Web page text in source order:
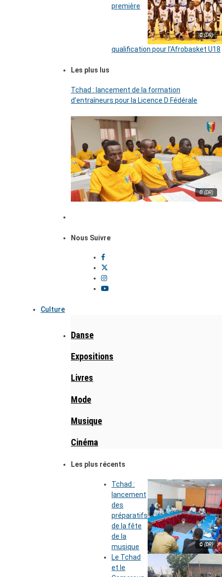
© (DR)
première
qualification pour l’Afrobasket U18
Les plus lus
Tchad : lancement de la formation
d’entraîneurs pour la Licence D Fédérale
© (DR)
Nous Suivre
Culture
Danse
Expositions
Livres
Mode
Musique
Cinéma
Les plus récents
© (DR)
Tchad :
lancement
des
préparatifs
de la fête
de la
musique
Le Tchad
et le